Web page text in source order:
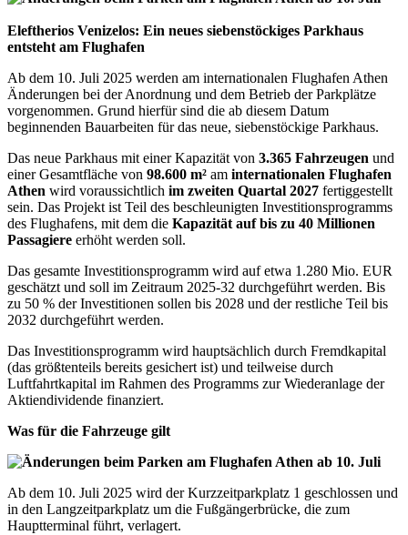
Eleftherios Venizelos: Ein neues siebenstöckiges Parkhaus
entsteht am Flughafen
Ab dem 10. Juli 2025 werden am internationalen Flughafen Athen
Änderungen bei der Anordnung und dem Betrieb der Parkplätze
vorgenommen. Grund hierfür sind die ab diesem Datum
beginnenden Bauarbeiten für das neue, siebenstöckige Parkhaus.
Das neue Parkhaus mit einer Kapazität von 3.365 Fahrzeugen und
einer Gesamtfläche von 98.600 m² am internationalen Flughafen
Athen wird voraussichtlich im zweiten Quartal 2027 fertiggestellt
sein. Das Projekt ist Teil des beschleunigten Investitionsprogramms
des Flughafens, mit dem die Kapazität auf bis zu 40 Millionen
Passagiere erhöht werden soll.
Das gesamte Investitionsprogramm wird auf etwa 1.280 Mio. EUR
geschätzt und soll im Zeitraum 2025-32 durchgeführt werden. Bis
zu 50 % der Investitionen sollen bis 2028 und der restliche Teil bis
2032 durchgeführt werden.
Das Investitionsprogramm wird hauptsächlich durch Fremdkapital
(das größtenteils bereits gesichert ist) und teilweise durch
Luftfahrtkapital im Rahmen des Programms zur Wiederanlage der
Aktiendividende finanziert.
Was für die Fahrzeuge gilt
Ab dem 10. Juli 2025 wird der Kurzzeitparkplatz 1 geschlossen und
in den Langzeitparkplatz um die Fußgängerbrücke, die zum
Hauptterminal führt, verlagert.